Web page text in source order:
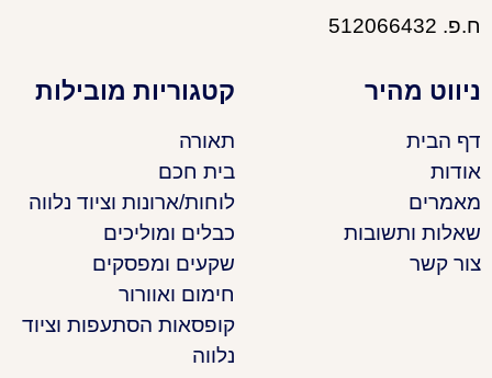
ח.פ. 512066432
ניווט מהיר
דף הבית
אודות
מאמרים
שאלות ותשובות
צור קשר
קטגוריות מובילות
תאורה
בית חכם
לוחות/ארונות וציוד נלווה
כבלים ומוליכים
שקעים ומפסקים
חימום ואוורור
קופסאות הסתעפות וציוד
נלווה